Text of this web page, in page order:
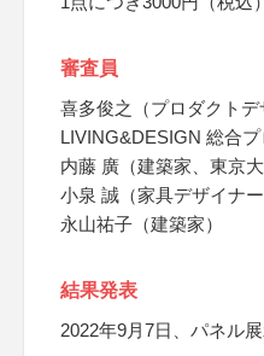
審査員
喜多俊之（プロダクトデ
LIVING&DESIGN 総合プ
内藤 廣（建築家、東京大
小泉 誠（家具デザイナー
永山祐子（建築家）
結果発表
2022年9月7日、パネル